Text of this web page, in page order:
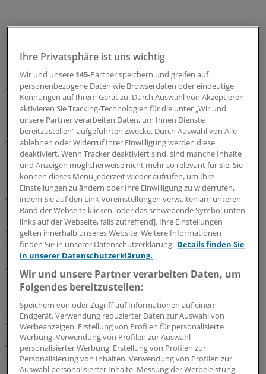
Die Karlsruher Fachärztin für Kinder- und Jugendmedizin
Agnes Trasselli wurde ebenfalls von den Delegierten in
ihrem Amt als Vizepräsidentin der Landesärztekammer
bestätigt; auch sie hält das Amt seit 2019. Agnes Trasselli
betonte laut Mitteilung: „Es gibt nach wie vor viel zu tun,
was dringender Bearbeitung bedarf.“
Beispielhaft nannte sie die zunehmend starke
Beanspruchung der Ärztinnen und -ärzte und die größer
werdenden Versorgungslücken. Die Kammer habe hier
bereits mit Etablierung einer Arbeitsgruppe reagiert.
Auch die Reform der Krankenhauslandschaft sei
drängendes Thema.
Vorstand komplett neu besetzt
Ärzteparlament im Südwesten offiziell in die neue
Wahlperiode gestartet. Der Vertreterversammlung
gehören insgesamt 96 Delegierte aus allen Landesteilen
an.
Ihre Privatsphäre ist uns wichtig
Wir und unsere 145-Partner speichern und greifen auf
personenbezogene Daten wie Browserdaten oder eindeutige
Kennungen auf Ihrem Gerät zu. Durch Auswahl von Akzeptieren
aktivieren Sie Tracking-Technologien für die unter „Wir und
unsere Partner verarbeiten Daten, um Ihnen Dienste
bereitzustellen“ aufgeführten Zwecke. Durch Auswahl von Alle
ablehnen oder Widerruf Ihrer Einwilligung werden diese
deaktiviert. Wenn Tracker deaktiviert sind, sind manche Inhalte
und Anzeigen möglicherweise nicht mehr so relevant für Sie. Sie
können dieses Menü jederzeit wieder aufrufen, um Ihre
Einstellungen zu ändern oder Ihre Einwilligung zu widerrufen,
indem Sie auf den Link Voreinstellungen verwalten am unteren
Rand der Webseite klicken [oder das schwebende Symbol unten
links auf der Webseite, falls zutreffend]. Ihre Einstellungen
gelten innerhalb unseres Website. Weitere Informationen
finden Sie in unserer Datenschutzerklärung. Details finden Sie
in unserer Datenschutzerklärung.
Wir und unsere Partner verarbeiten Daten, um
Folgendes bereitzustellen:
Speichern von oder Zugriff auf Informationen auf einem
Endgerät. Verwendung reduzierter Daten zur Auswahl von
Werbeanzeigen. Erstellung von Profilen für personalisierte
Werbung. Verwendung von Profilen zur Auswahl
personalisierter Werbung. Erstellung von Profilen zur
Personalisierung von Inhalten. Verwendung von Profilen zur
Auswahl personalisierter Inhalte. Messung der Werbeleistung.